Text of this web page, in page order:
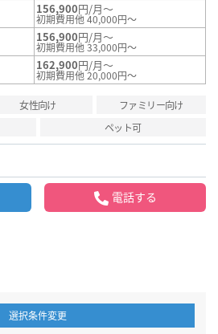
156,900円/月～
初期費用他 40,000円～
156,900円/月～
初期費用他 33,000円～
162,900円/月～
初期費用他 20,000円～
女性向け
ファミリー向け
ペット可
電話する
選択条件変更